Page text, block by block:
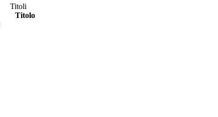
Titoli
Titolo